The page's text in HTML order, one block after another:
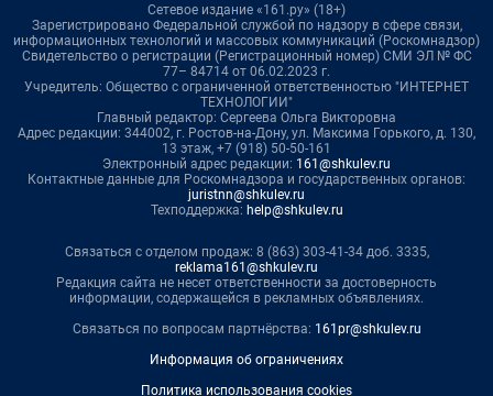
Сетевое издание «161.ру» (18+)
Зарегистрировано Федеральной службой по надзору в сфере связи,
информационных технологий и массовых коммуникаций (Роскомнадзор)
Свидетельство о регистрации (Регистрационный номер) СМИ ЭЛ № ФС
77– 84714 от 06.02.2023 г.
Учредитель: Общество с ограниченной ответственностью "ИНТЕРНЕТ
ТЕХНОЛОГИИ"
Главный редактор: Сергеева Ольга Викторовна
Адрес редакции: 344002, г. Ростов-на-Дону, ул. Максима Горького, д. 130,
13 этаж, +7 (918) 50-50-161
Электронный адрес редакции: 161@shkulev.ru
Контактные данные для Роскомнадзора и государственных органов:
juristnn@shkulev.ru
Техподдержка: help@shkulev.ru
Связаться с отделом продаж: 8 (863) 303-41-34 доб. 3335,
reklama161@shkulev.ru
Редакция сайта не несет ответственности за достоверность
информации, содержащейся в рекламных объявлениях.
Связаться по вопросам партнёрства: 161pr@shkulev.ru
Информация об ограничениях
Политика использования cookies